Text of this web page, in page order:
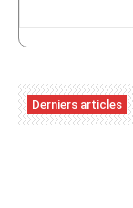
Derniers articles